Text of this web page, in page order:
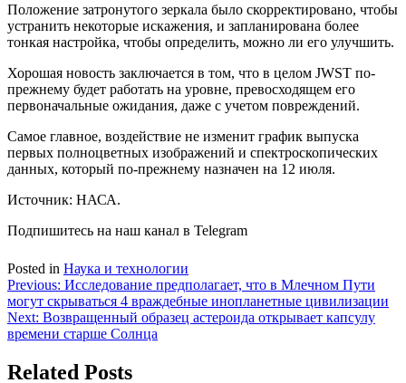
Положение затронутого зеркала было скорректировано, чтобы
устранить некоторые искажения, и запланирована более
тонкая настройка, чтобы определить, можно ли его улучшить.
Хорошая новость заключается в том, что в целом JWST по-
прежнему будет работать на уровне, превосходящем его
первоначальные ожидания, даже с учетом повреждений.
Самое главное, воздействие не изменит график выпуска
первых полноцветных изображений и спектроскопических
данных, который по-прежнему назначен на 12 июля.
Источник: НАСА.
Подпишитесь на наш канал в Telegram
Posted in Наука и технологии
Навигация
по
записям
Previous: Исследование предполагает, что в Млечном Пути
могут скрываться 4 враждебные инопланетные цивилизации
Next: Возвращенный образец астероида открывает капсулу
времени старше Солнца
Related Posts